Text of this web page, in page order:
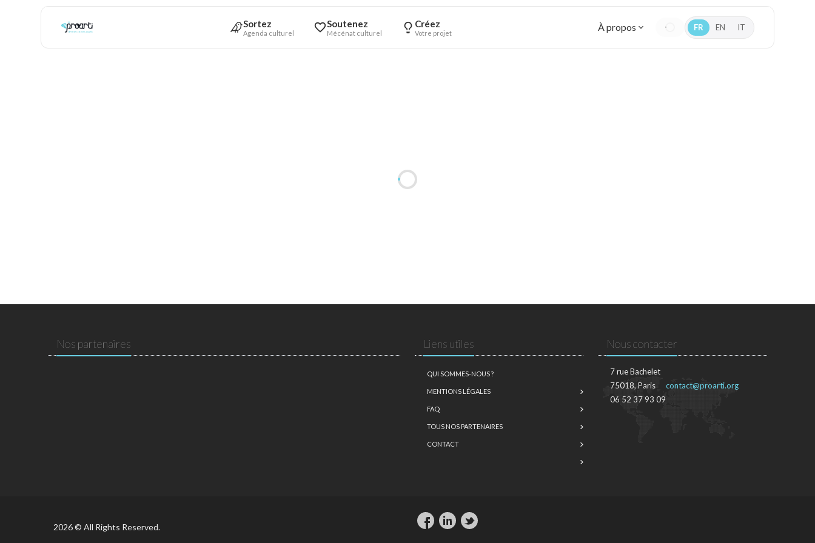
Sortez
Agenda culturel
Soutenez
Mécénat culturel
Créez
Votre projet À propos FR EN IT
Nos partenaires Liens utiles
QUI SOMMES-NOUS ?
MENTIONS LÉGALES
FAQ
TOUS NOS PARTENAIRES
CONTACT
Nous contacter
7 rue Bachelet
75018, Paris
06 52 37 93 09
contact@proarti.org
2026 © All Rights Reserved.